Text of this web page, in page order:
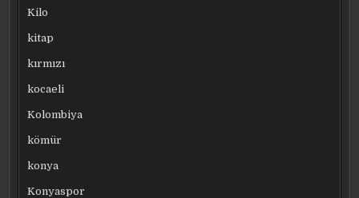
Kilo
kitap
kırmızı
kocaeli
Kolombiya
kömür
konya
Konyaspor